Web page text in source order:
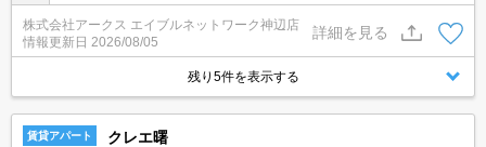
株式会社アークス エイブルネットワーク神辺店
情報更新日 2026/08/05
詳細を見る
残り5件を表示する
賃貸アパート クレエ曙